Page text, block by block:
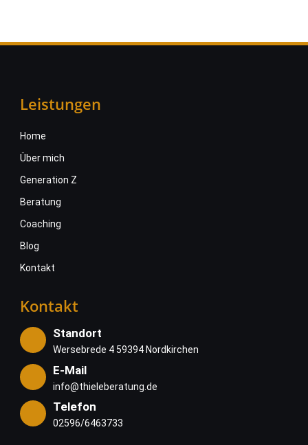
Leistungen
Home
Über mich
Generation Z
Beratung
Coaching
Blog
Kontakt
Kontakt
Standort
Wersebrede 4 59394 Nordkirchen
E-Mail
info@thieleberatung.de
Telefon
02596/6463733